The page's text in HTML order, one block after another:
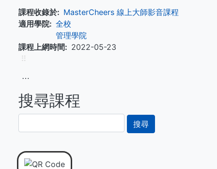
課程收錄於
MasterCheers 線上大師影音課程
適用學院
全校
管理學院
課程上網時間
2022-05-23
⠿
⋯
搜尋課程
尋